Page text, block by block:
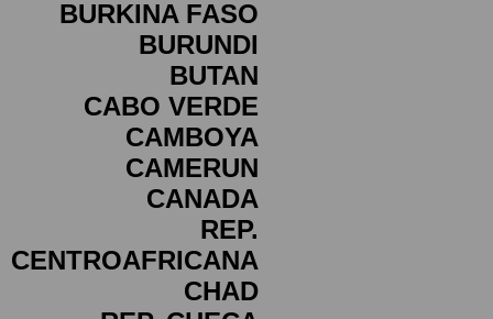
BURKINA FASO
BURUNDI
BUTAN
CABO VERDE
CAMBOYA
CAMERUN
CANADA
REP.
CENTROAFRICANA
CHAD